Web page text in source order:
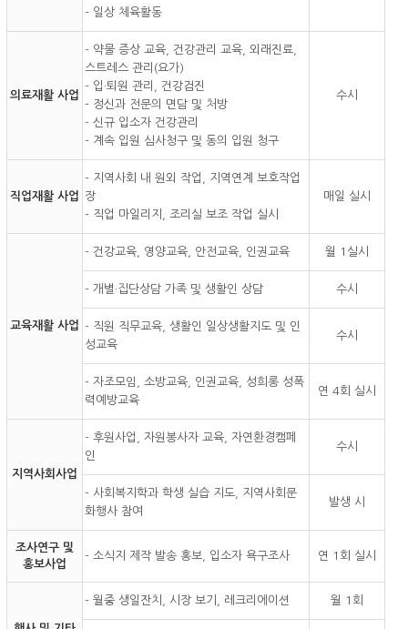
- 일상 체육활동
의료재활 사업
- 약물 증상 교육, 건강관리 교육, 외래진료,
스트레스 관리(요가)
- 입·퇴원 관리, 건강검진
- 정신과 전문의 면담 및 처방
- 신규 입소자 건강관리
- 계속 입원 심사청구 및 동의 입원 청구
수시
직업재활 사업
- 지역사회 내 원외 작업, 지역연계 보호작업
장
- 직업 마일리지, 조리실 보조 작업 실시
매일 실시
교육재활 사업
- 건강교육, 영양교육, 안전교육, 인권교육 월 1실시
- 개별·집단상담 가족 및 생활인 상담 수시
- 직원 직무교육, 생활인 일상생활지도 및 인
성교육
수시
- 자조모임, 소방교육, 인권교육, 성희롱 성폭
력예방교육
연 4회 실시
지역사회사업
- 후원사업, 자원봉사자 교육, 자연환경캠페
인
수시
- 사회복지학과 학생 실습 지도, 지역사회문
화행사 참여
발생 시
조사연구 및
홍보사업
- 소식지 제작 발송 홍보, 입소자 욕구조사 연 1회 실시
- 월중 생일잔치, 시장 보기, 레크리에이션 월 1회